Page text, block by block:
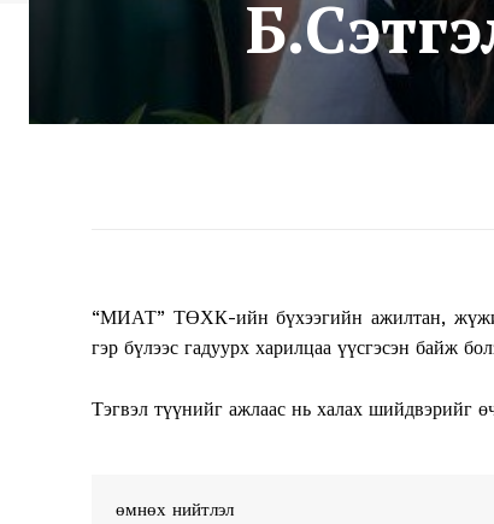
“МИАТ” ТӨХК-ийн бүхээгийн ажилтан,
гэр бүлээс гадуурх харилцаа үүсгэсэн байж
Тэгвэл түүнийг ажлаас нь халах шийдвэрийг
өмнөх нийтлэл